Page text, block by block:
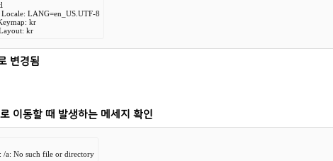
Locale: LANG=en_US.UTF-8
Keymap: kr
kr
변경됨
이동할 때 발생하는 메세지 확인
/a: No such file or directory